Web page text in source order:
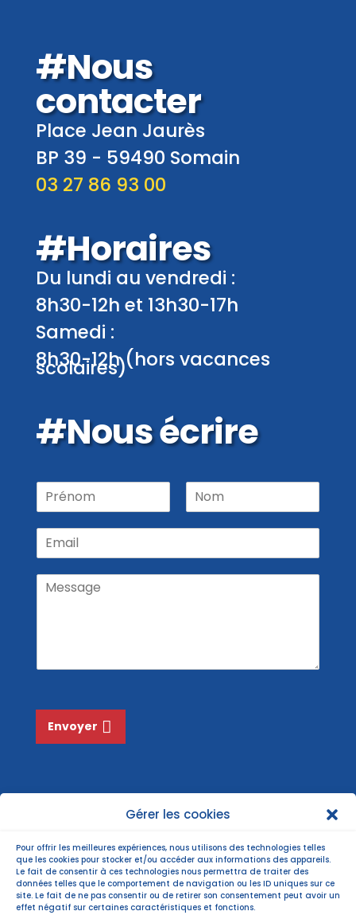
Gérer les cookies
Pour offrir les meilleures expériences, nous utilisons des technologies telles
que les cookies pour stocker et/ou accéder aux informations des appareils.
Le fait de consentir à ces technologies nous permettra de traiter des
données telles que le comportement de navigation ou les ID uniques sur ce
site. Le fait de ne pas consentir ou de retirer son consentement peut avoir un
effet négatif sur certaines caractéristiques et fonctions.
#Nous
contacter
Place Jean Jaurès
BP 39 - 59490 Somain
03 27 86 93 00
#Horaires
Du lundi au vendredi :
8h30-12h et 13h30-17h
Samedi :
8h30-12h (hors vacances
scolaires)
#Nous écrire
P
P
r
n
N
o
E
m
M
e
Envoyer